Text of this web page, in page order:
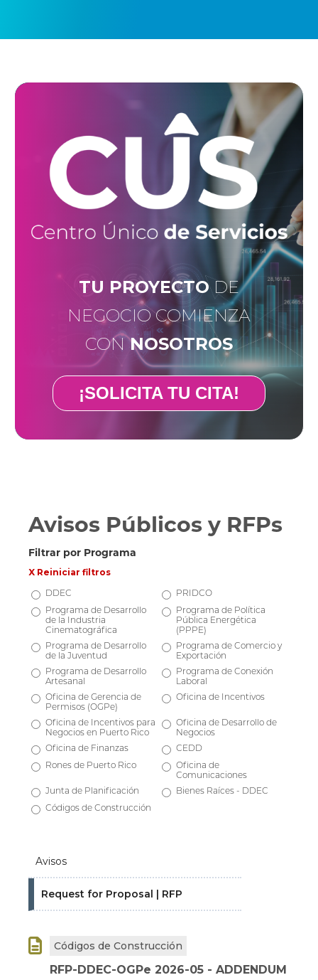
TU PROYECTODE
NEGOCIO COMIENZA
CONNOSOTROS
¡SOLICITA TU CITA!
Avisos Públicos y RFPs
Filtrar por Programa
X Reiniciar filtros
DDEC
PRIDCO
Programa de Desarrollo
de la Industria
Cinematográfica
Programa de Política
Pública Energética
(PPPE)
Programa de Desarrollo
de la Juventud
Programa de Comercio y
Exportación
Programa de Desarrollo
Artesanal
Programa de Conexión
Laboral
Oficina de Gerencia de
Permisos (OGPe)
Oficina de Incentivos
Oficina de Incentivos para
Negocios en Puerto Rico
Oficina de Desarrollo de
Negocios
Oficina de Finanzas
CEDD
Rones de Puerto Rico
Oficina de
Comunicaciones
Junta de Planificación
Bienes Raíces - DDEC
Códigos de Construcción
Avisos
Request for Proposal | RFP
 Códigos de Construcción
RFP-DDEC-OGPe 2026-05 - ADDENDUM